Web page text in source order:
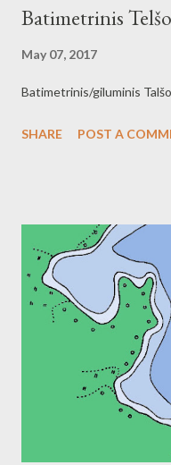
Batimetrinis
May 07, 2017
Batimetrinis/giluminis
SHARE POST A